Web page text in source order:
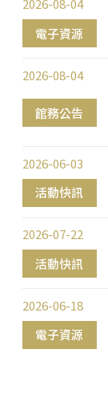
電子資源
2026-08-04
館務公告
2026-08-04
活動快訊
2026-06-03
活動快訊
2026-07-22
電子資源
2026-06-18